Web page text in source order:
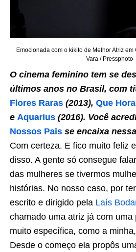
Emocionada com o kikito de Melhor Atriz
Vara / Pressphoto
O cinema feminino tem se
últimos anos no Brasil, com
Flores Raras (2013), Que
e Aquarius (2016). Você
Nossos Pais se encaixa
Com certeza. E fico muito feliz
disso. A gente só consegue
das mulheres se tivermos
histórias. No nosso caso, por
escrito e dirigido pela Laís
chamado uma atriz já com uma
muito específica, como a
Desde o começo ela propôs